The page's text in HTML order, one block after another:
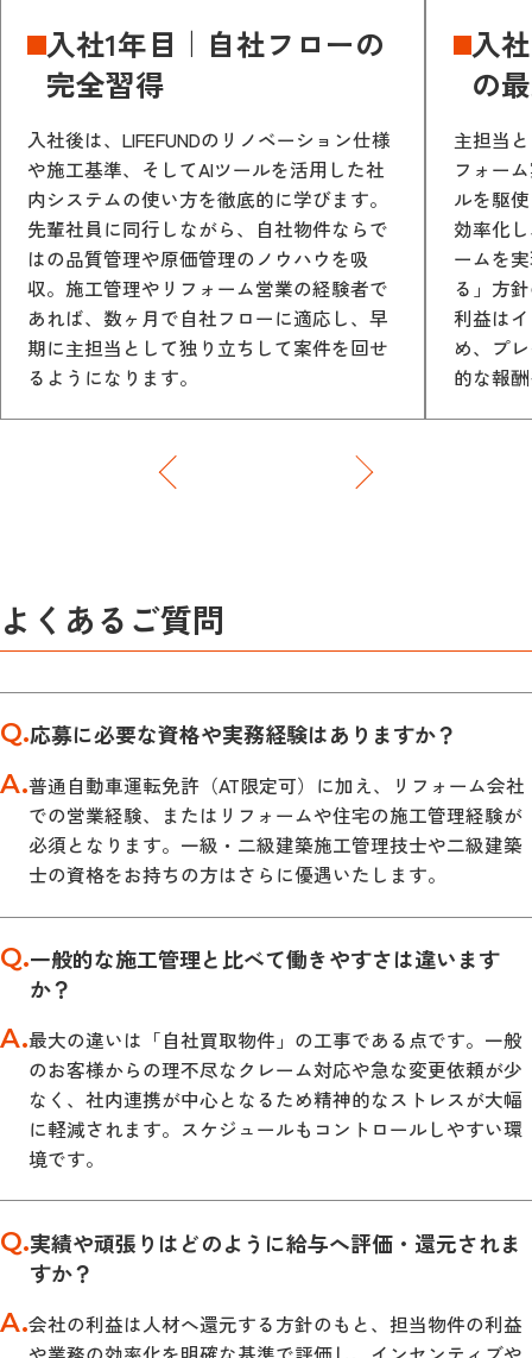
入社1年目｜自社フローの
完全習得
入社後は、LIFEFUNDのリノベーション仕様
や施工基準、そしてAIツールを活用した社
内システムの使い方を徹底的に学びます。
先輩社員に同行しながら、自社物件ならで
はの品質管理や原価管理のノウハウを吸
収。施工管理やリフォーム営業の経験者で
あれば、数ヶ月で自社フローに適応し、早
期に主担当として独り立ちして案件を回せ
るようになります。
入
の
主担当
フォー
ルを駆
効率化
ームを
る」方
利益は
め、プ
的な報
よくあるご質問
Q.応募に必要な資格や実務経験はありますか？
A.普通自動車運転免許（AT限定可）に加え、リフォーム会社
での営業経験、またはリフォームや住宅の施工管理経験が
必須となります。一級・二級建築施工管理技士や二級建築
士の資格をお持ちの方はさらに優遇いたします。
Q.一般的な施工管理と比べて働きやすさは違います
か？
A.最大の違いは「自社買取物件」の工事である点です。一般
のお客様からの理不尽なクレーム対応や急な変更依頼が少
なく、社内連携が中心となるため精神的なストレスが大幅
に軽減されます。スケジュールもコントロールしやすい環
境です。
Q.実績や頑張りはどのように給与へ評価・還元されま
すか？
A.会社の利益は人材へ還元する方針のもと、担当物件の利益